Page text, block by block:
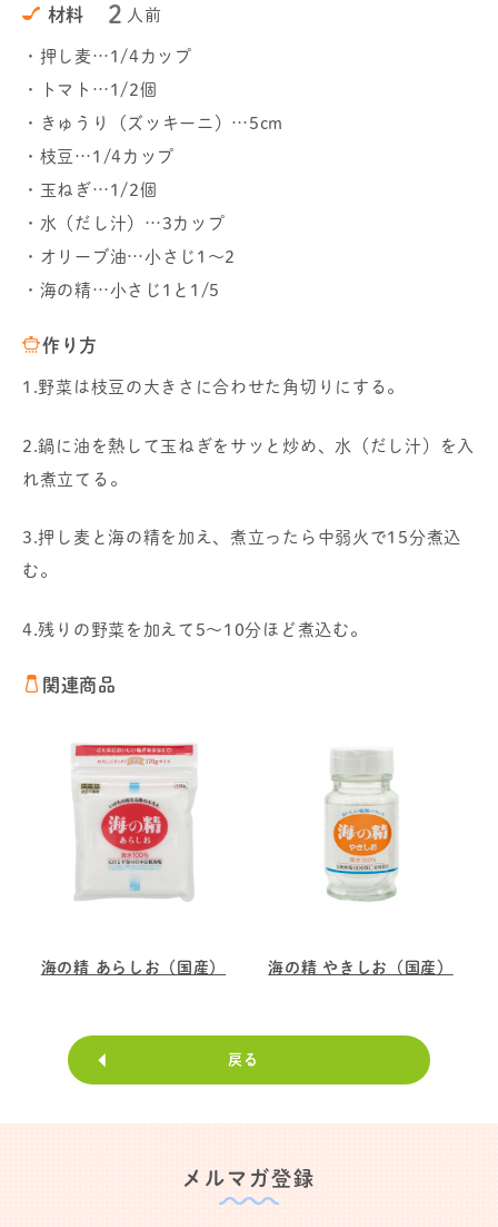
材料 2 人前
・押し麦…1/4カップ
・トマト…1/2個
・きゅうり（ズッキーニ）…5cm
・枝豆…1/4カップ
・玉ねぎ…1/2個
・水（だし汁）…3カップ
・オリーブ油…小さじ1～2
・海の精…小さじ1と1/5
作り方
1.野菜は枝豆の大きさに合わせた角切りにする。
2.鍋に油を熱して玉ねぎをサッと炒め、水（だし汁）を入
れ煮立てる。
3.押し麦と海の精を加え、煮立ったら中弱火で15分煮込
む。
4.残りの野菜を加えて5～10分ほど煮込む。
関連商品
海の精 あらしお（国産） 海の精 やきしお（国産）
戻る
メルマガ登録